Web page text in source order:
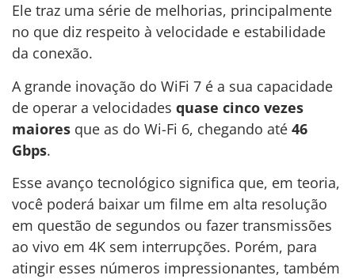
Ele traz uma série de melhorias, principalmente
no que diz respeito à velocidade e estabilidade
da conexão.
A grande inovação do WiFi 7 é a sua capacidade
de operar a velocidades quase cinco vezes
maiores que as do Wi-Fi 6, chegando até 46
Gbps.
Esse avanço tecnológico significa que, em teoria,
você poderá baixar um filme em alta resolução
em questão de segundos ou fazer transmissões
ao vivo em 4K sem interrupções. Porém, para
atingir esses números impressionantes, também